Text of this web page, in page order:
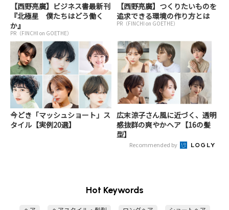
【西野亮廣】ビジネス書最新刊
『北極星 僕たちはどう働く
か』
PR（FINCHI on GOETHE）
【西野亮廣】つくりたいものを
追求できる環境の作り方とは
PR（FINCHI on GOETHE）
今どき「マッシュショート」ス
タイル【実例20選】
広末涼子さん風に近づく、透明
感抜群の爽やかヘア【16の髪
型】
Recommended by
Hot Keywords